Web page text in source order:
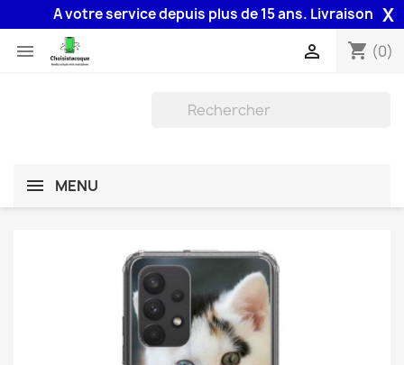
A votre service depuis plus de 15 ans. Livraison 48HX
 shopping_cart (0)

MENU